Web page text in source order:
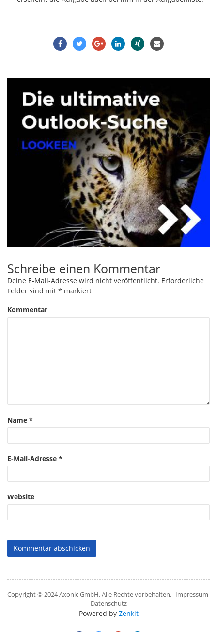
Schreibe einen Kommentar
Deine E-Mail-Adresse wird nicht veröffentlicht. Erforderliche
Felder sind mit * markiert
Kommentar
Name *
E-Mail-Adresse *
Website
Copyright © 2024 Axonic GmbH. Alle Rechte vorbehalten. Impressum
Datenschutz
Powered by Zenkit